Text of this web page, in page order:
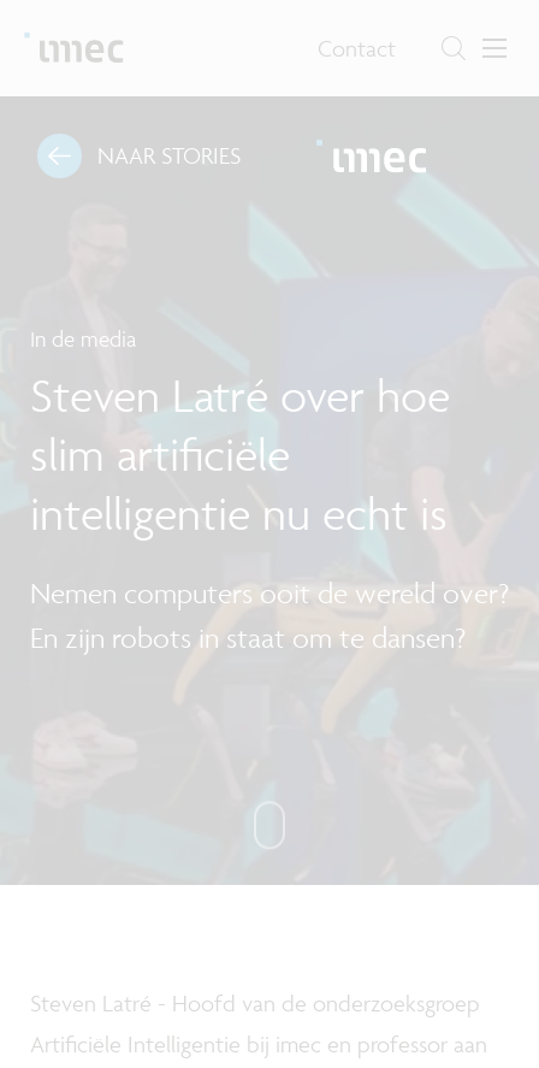
Contact
NAAR STORIES
In de media
Steven Latré over hoe
slim artificiële
intelligentie nu echt is
Nemen computers ooit de wereld over?
En zijn robots in staat om te dansen?
Steven Latré - Hoofd van de onderzoeksgroep
Artificiële Intelligentie bij imec en professor aan